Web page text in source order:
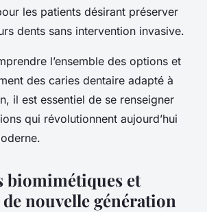
les patients désirant préserver
dents sans intervention invasive.
l’ensemble des options et
des caries dentaire adapté à
il est essentiel de se renseigner
qui révolutionnent aujourd’hui
biomimétiques et
nouvelle génération